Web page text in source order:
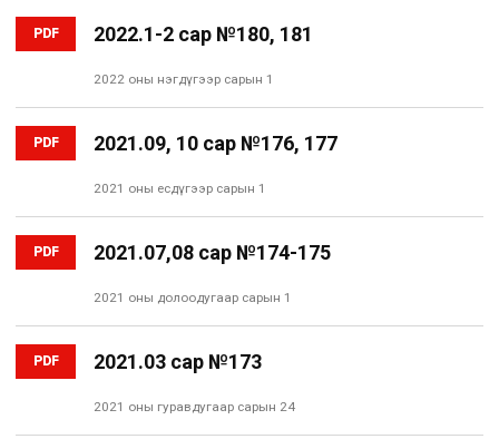
PDF 2022.1-2 сар №180, 181
2022 оны нэгдүгээр сарын 1
PDF 2021.09, 10 сар №176, 177
2021 оны есдүгээр сарын 1
PDF 2021.07,08 сар №174-175
2021 оны долоодугаар сарын 1
PDF 2021.03 сар №173
2021 оны гуравдугаар сарын 24